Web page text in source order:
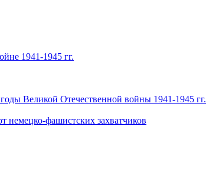
1941-1945 гг.
Великой Отечественной войны 1941-1945 гг.
немецко-фашистских захватчиков